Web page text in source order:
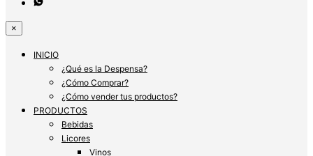
×
INICIO
¿Qué es la Despensa?
¿Cómo Comprar?
¿Cómo vender tus productos?
PRODUCTOS
Bebidas
Licores
Vinos